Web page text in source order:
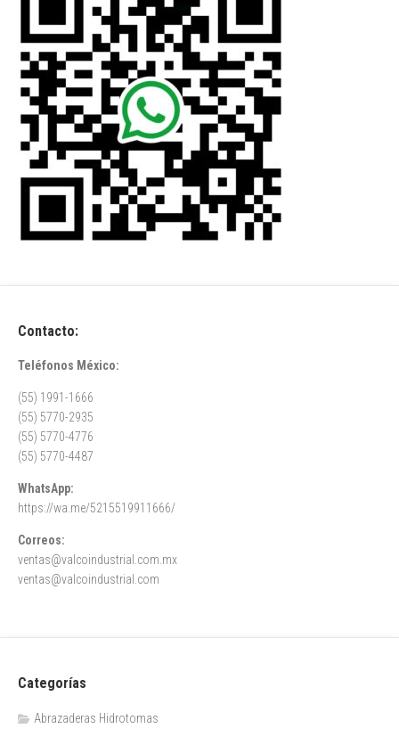
Contacto:
Teléfonos México:
(55) 1991-1666
(55) 5770-2935
(55) 5770-4776
(55) 5770-4487
WhatsApp:
https://wa.me/5215519911666/
Correos:
ventas@valcoindustrial.com.mx
ventas@valcoindustrial.com
Categorías
Abrazaderas Hidrotomas